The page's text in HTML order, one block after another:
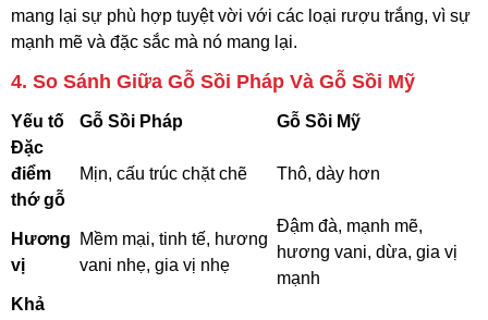
mang lại sự phù hợp tuyệt vời với các loại rượu trắng, vì sự
mạnh mẽ và đặc sắc mà nó mang lại.
4. So Sánh Giữa Gỗ Sồi Pháp Và Gỗ Sồi Mỹ
Yếu tố Gỗ Sồi Pháp
Gỗ Sồi Mỹ
Đặc
điểm
thớ gỗ
Mịn, cấu trúc chặt chẽ Thô, dày hơn
Hương
vị
Mềm mại, tinh tế, hương
vani nhẹ, gia vị nhẹ
Đậm đà, mạnh mẽ,
hương vani, dừa, gia vị
mạnh
Khả